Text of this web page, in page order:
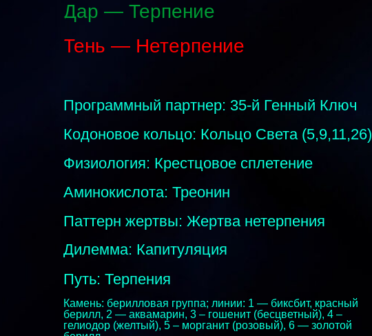
Программный партнер: 35-й Генный Ключ
Кодоновое кольцо: Кольцо Света (5,9,11,26)
Физиология: Крестцовое сплетение
Аминокислота: Треонин
Паттерн жертвы: Жертва нетерпения
Дилемма: Капитуляция
Дар — Терпение
Тень — Нетерпение
Путь: Терпения
Камень: берилловая группа; линии: 1 — биксбит, красный
берилл, 2 — аквамарин, 3 – гошенит (бесцветный), 4 –
гелиодор (желтый), 5 – морганит (розовый), 6 — золотой